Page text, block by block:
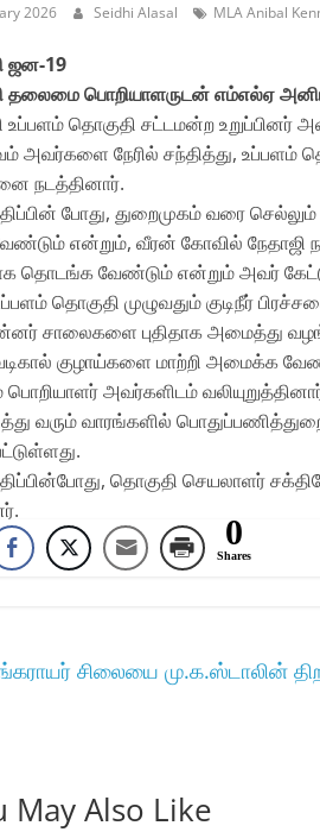
2026 Seidhi Alasal MLA Anibal
ஜன-19
தலைமை பொறியாளருடன் எம்எல்ஏ
உப்பளம் தொகுதி சட்டமன்ற
அவர்களை நேரில் சந்தித்து, உப்பளம்
நடத்தினார்.
போது, துறைமுகம் வரை
என்றும், வீரன் கோவில் நேதாஜி
தொடங்க வேண்டும் என்றும் அவர்
தொகுதி முழுவதும் குடிநீர்
சாலைகளை புதிதாக அமைத்து
குழாய்களை மாற்றி அமைக்க
அவர்களிடம்
வரும் வாரங்களில்
தொகுதி செயலாளர்
0
Shares
சிலையை மு.க.ஸ்டாலின்
May Also Like